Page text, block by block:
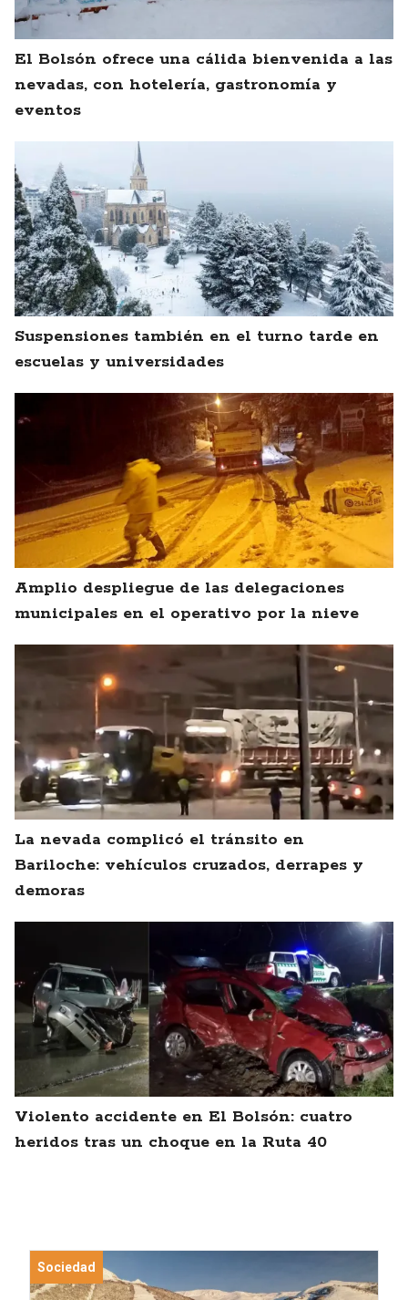
El Bolsón ofrece una cálida bienvenida a las
nevadas, con hotelería, gastronomía y
eventos
Suspensiones también en el turno tarde en
escuelas y universidades
Amplio despliegue de las delegaciones
municipales en el operativo por la nieve
La nevada complicó el tránsito en
Bariloche: vehículos cruzados, derrapes y
demoras
Violento accidente en El Bolsón: cuatro
heridos tras un choque en la Ruta 40
Sociedad